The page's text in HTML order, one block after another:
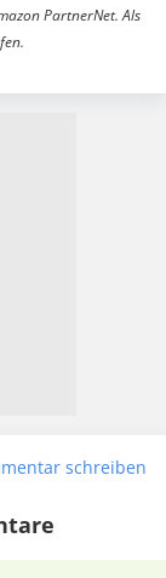
PartnerNet. Als
schreiben